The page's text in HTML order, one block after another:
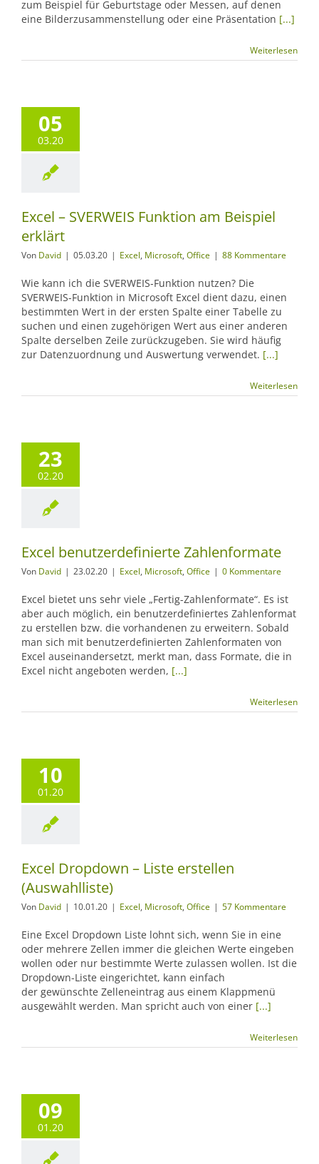
zum Beispiel für Geburtstage oder Messen, auf denen
eine Bilderzusammenstellung oder eine Präsentation [...]
Weiterlesen
05
03.20
Excel – SVERWEIS Funktion am Beispiel
erklärt
Von David | 05.03.20 | Excel, Microsoft, Office | 88 Kommentare
Wie kann ich die SVERWEIS-Funktion nutzen? Die
SVERWEIS-Funktion in Microsoft Excel dient dazu, einen
bestimmten Wert in der ersten Spalte einer Tabelle zu
suchen und einen zugehörigen Wert aus einer anderen
Spalte derselben Zeile zurückzugeben. Sie wird häufig
zur Datenzuordnung und Auswertung verwendet. [...]
Weiterlesen
23
02.20
Excel benutzerdefinierte Zahlenformate
Von David | 23.02.20 | Excel, Microsoft, Office | 0 Kommentare
Excel bietet uns sehr viele „Fertig-Zahlenformate“. Es ist
aber auch möglich, ein benutzerdefiniertes Zahlenformat
zu erstellen bzw. die vorhandenen zu erweitern. Sobald
man sich mit benutzerdefinierten Zahlenformaten von
Excel auseinandersetzt, merkt man, dass Formate, die in
Excel nicht angeboten werden, [...]
Weiterlesen
10
01.20
Excel Dropdown – Liste erstellen
(Auswahlliste)
Von David | 10.01.20 | Excel, Microsoft, Office | 57 Kommentare
Eine Excel Dropdown Liste lohnt sich, wenn Sie in eine
oder mehrere Zellen immer die gleichen Werte eingeben
wollen oder nur bestimmte Werte zulassen wollen. Ist die
Dropdown-Liste eingerichtet, kann einfach
der gewünschte Zelleneintrag aus einem Klappmenü
ausgewählt werden. Man spricht auch von einer [...]
Weiterlesen
09
01.20